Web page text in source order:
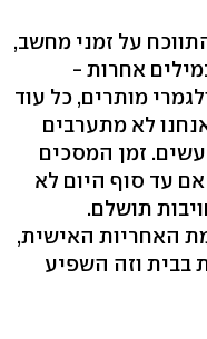
על זמני מחשב,
אחרות -
מותרים, כל עוד
לא מתערבים
זמן המסכים
עד סוף היום לא
תושלם.
האחריות האישית,
בבית וזה השפיע